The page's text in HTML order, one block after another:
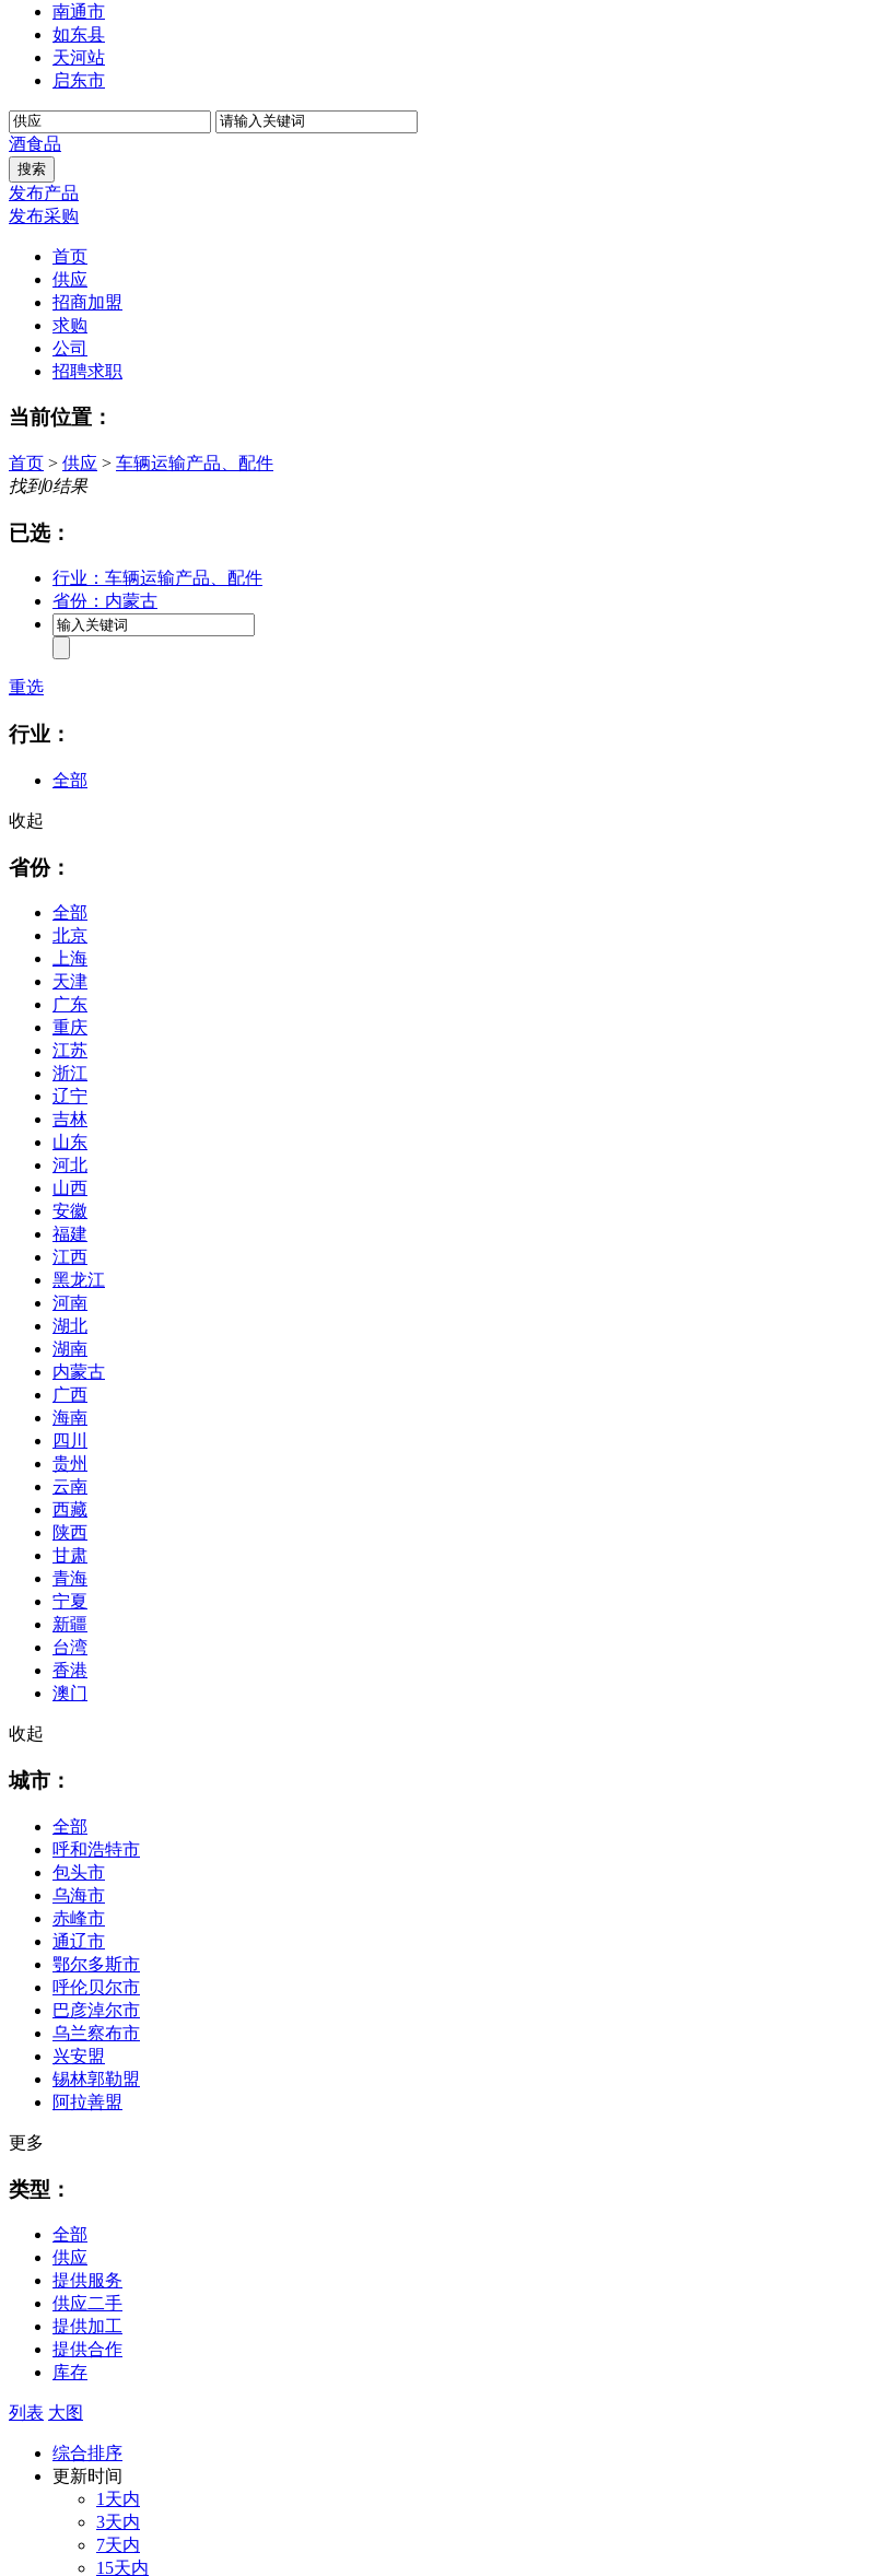
南通市
如东县
天河站
启东市
酒食品
发布产品
发布采购
首页
供应
招商加盟
求购
公司
招聘求职
当前位置：
首页 > 供应 > 车辆运输产品、配件
找到0结果
已选：
行业：车辆运输产品、配件
省份：内蒙古
重选
行业：
全部
收起
省份：
全部
北京
上海
天津
广东
重庆
江苏
浙江
辽宁
吉林
山东
河北
山西
安徽
福建
江西
黑龙江
河南
湖北
湖南
内蒙古
广西
海南
四川
贵州
云南
西藏
陕西
甘肃
青海
宁夏
新疆
台湾
香港
澳门
收起
城市：
全部
呼和浩特市
包头市
乌海市
赤峰市
通辽市
鄂尔多斯市
呼伦贝尔市
巴彦淖尔市
乌兰察布市
兴安盟
锡林郭勒盟
阿拉善盟
更多
类型：
全部
供应
提供服务
供应二手
提供加工
提供合作
库存
列表 大图
综合排序
更新时间
1天内
3天内
7天内
15天内